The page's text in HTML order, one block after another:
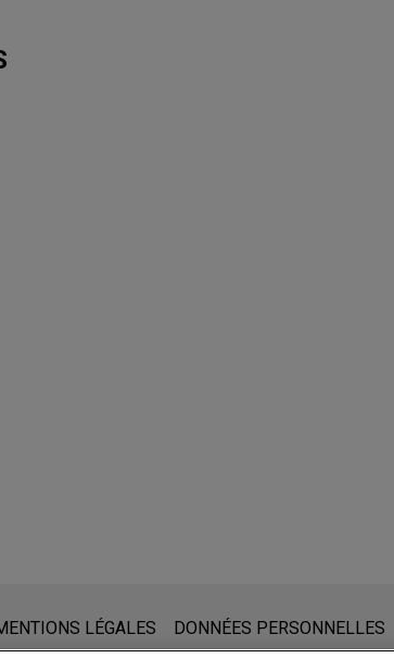
sont destinées à un usage
relation avocat-client. Aucun envoi de votre
LÉGALES DONNÉES PERSONNELLES